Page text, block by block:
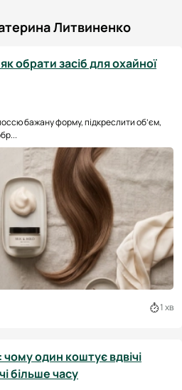
Литвиненко
обрати засіб для охайної
бажану форму, підкреслити об’єм,
1 хв
один коштує вдвічі
більше часу